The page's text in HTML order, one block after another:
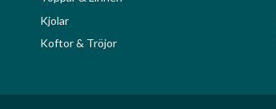
Kjolar
Koftor & Tröjor